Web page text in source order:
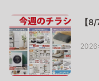
【
2026